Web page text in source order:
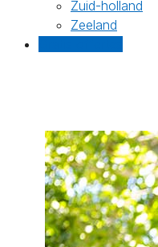
Zuid-holland
Zeeland